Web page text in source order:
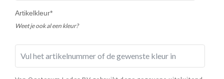
Artikelkleur*
Weet je ook al een kleur?